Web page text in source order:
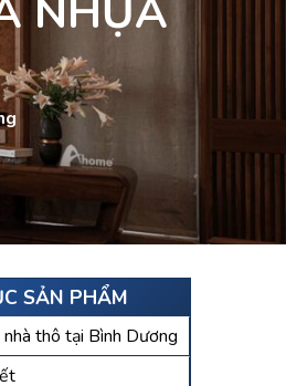
NHỰA
SẢN PHẨM
thô tại Bình Dương